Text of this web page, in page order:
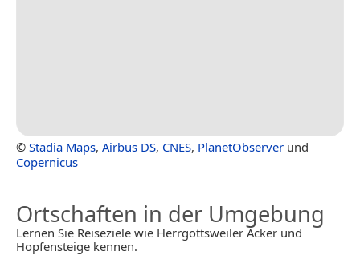
© Stadia Maps, Airbus DS, CNES, PlanetObserver und
Copernicus
Ortschaften in der Umgebung
Lernen Sie Reiseziele wie Herrgottsweiler Äcker und
Hopfensteige kennen.